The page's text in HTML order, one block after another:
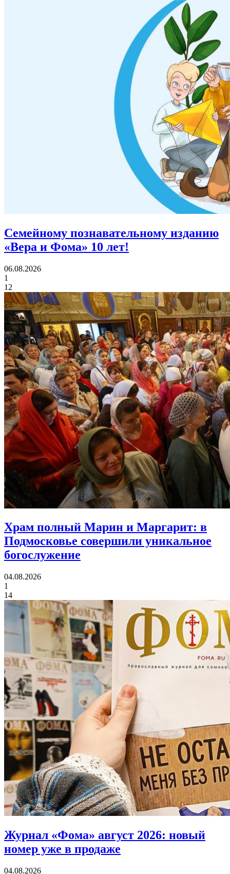
Семейному познавательному изданию
«Вера и Фома» 10 лет!
06.08.2026
1
12
Храм полный Марин и Маргарит: в
Подмосковье совершили уникальное
богослужение
04.08.2026
1
14
Журнал «Фома» август 2026: новый
номер уже в продаже
04.08.2026